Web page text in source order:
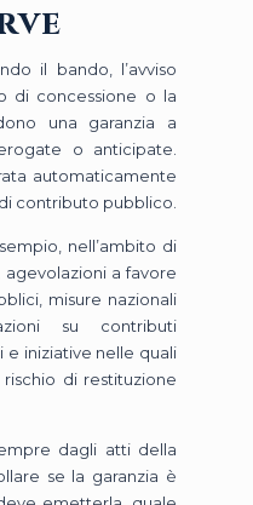
il bando, l’avviso
di concessione o la
una garanzia a
o anticipate.
automaticamente
contributo pubblico.
nell’ambito di
a favore
misure nazionali
su contributi
e iniziative nelle quali
di restituzione
dagli atti della
se la garanzia è